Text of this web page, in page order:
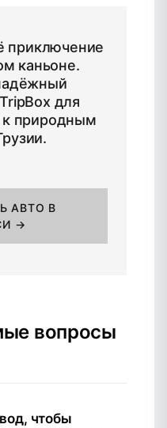
приключение
каньоне.
для
к природным
АВТО В
→
вопросы
чтобы